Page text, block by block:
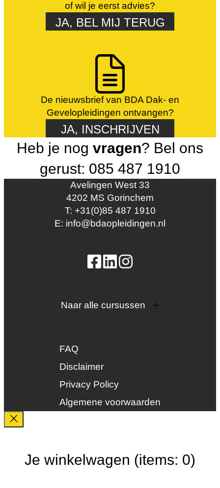
of wil je eerst advies?
JA, BEL MIJ TERUG
De nieuwsbrief van BDA Dak- en
Gevelopleidingen ontvangen?
JA, INSCHRIJVEN
Heb je nog vragen? Bel ons
gerust: 085 487 1910
Avelingen West 33
4202 MS Gorinchem
T: +31(0)85 487 1910
E: info@bdaopleidingen.nl
Naar alle cursussen
Zonne-energie
Duurzaamheid
Veiligheid
FAQ
Disclaimer
Privacy Policy
Algemene voorwaarden
Je winkelwagen (items: 0)